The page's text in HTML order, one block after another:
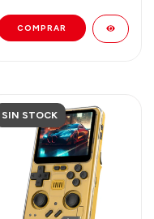
BLACK) Consola retro
port
SIN STOCK